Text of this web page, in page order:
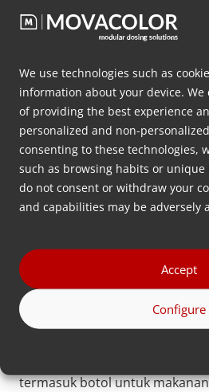
We use technologies such as
information about your device.
of providing the best experience
personalized and non-
consenting to these technologies,
such as browsing habits or unique
do not consent or withdraw your
and capabilities may be adversely
Accept
Configure
tak terduga yang akan berakhir
atau dosis yang tidak terukur.
Untuk menguraikannya,
memberi dosis tanpa
bahan yang mereka gunakan.
gravimetri, Anda dapat
banyak bahan yang telah Anda
akurasi hingga 0,02%.
PET yang telah didaur ulang
digunakan untuk membuat
Salah satu polimer yang paling
termasuk botol untuk